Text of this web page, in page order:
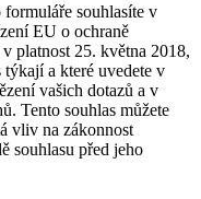
souhlasíte v
EU o ochraně
platnost 25. května 2018,
týkají a které uvedete v
vašich dotazů a v
Tento souhlas můžete
vliv na zákonnost
souhlasu před jeho